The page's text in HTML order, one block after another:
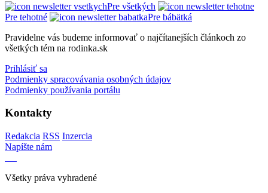
Pre všetkých
Pre tehotné
Pre bábätká
Pravidelne vás budeme informovať o najčítanejších článkoch zo
všetkých tém na rodinka.sk
Prihlásiť sa
Podmienky spracovávania osobných údajov
Podmienky používania portálu
Kontakty
Redakcia RSS Inzercia
Napíšte nám
Všetky práva vyhradené